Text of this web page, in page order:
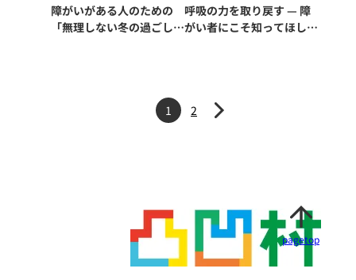
障がいがある人のための
「無理しない冬の過ごし
呼吸の力を取り戻す — 障
がい者にこそ知ってほしい
ペ
ャ
ー
1 2 >
pagetop